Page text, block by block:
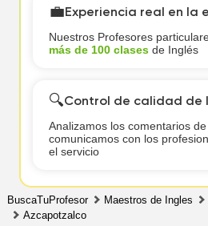
💼Experiencia real en la
Nuestros Profesores
más de 100 clasesde Inglés
🔍Control de calidad de
Analizamos los comentarios
comunicamos con los
el servicio
BuscaTuProfesor Maestros de Ingles
Azcapotzalco